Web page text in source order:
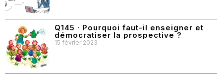
Q145 · Pourquoi faut-il enseigner et
démocratiser la prospective ?
15 février 2023